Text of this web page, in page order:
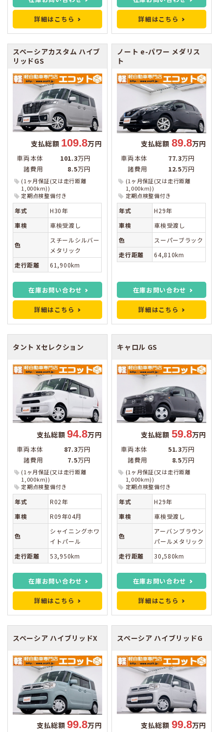
詳細はこちら 詳細はこちら
スペーシアカスタム ハイブ
リッドGS
支払総額 109.8万円
車両本体 101.3万円
諸費用
8.5万円
(1ヶ月保証(又は走行距離
1,000km))
定期点検整備付き
年式
H30年
車検
車検受渡し
色
スチールシルバー
メタリック
走行距離
61,900km
在庫お問い合わせ
詳細はこちら
ノート e-パワー メダリス
ト
支払総額 89.8万円
車両本体 77.3万円
諸費用
12.5万円
(1ヶ月保証(又は走行距離
1,000km))
定期点検整備付き
年式
H29年
車検
車検受渡し
色
スーパーブラック
走行距離
64,810km
在庫お問い合わせ
詳細はこちら
タント Xセレクション
支払総額94.8万円
車両本体 87.3万円
諸費用
7.5万円
(1ヶ月保証(又は走行距離
1,000km))
定期点検整備付き
年式
R02年
車検
R09年04月
色
シャイニングホワ
イトパール
走行距離
53,950km
在庫お問い合わせ
詳細はこちら
キャロル GS
支払総額 59.8万円
車両本体 51.3万円
諸費用
8.5万円
(1ヶ月保証(又は走行距離
1,000km))
定期点検整備付き
年式
H29年
車検
車検受渡し
色
アーバンブラウン
パールメタリック
走行距離
30,580km
在庫お問い合わせ
詳細はこちら
スペーシア ハイブリッドX
支払総額99.8万円
スペーシア ハイブリッドG
支払総額 99.8万円